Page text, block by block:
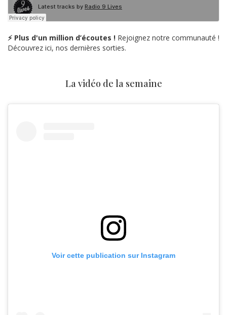
⚡ Plus d'un million d’écoutes ! Rejoignez notre communauté !
Découvrez ici, nos dernières sorties.
La vidéo de la semaine
Voir cette publication sur Instagram